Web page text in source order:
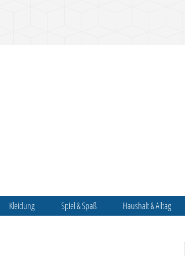
Kleidung Spiel & Spaß Haushalt & Alltag